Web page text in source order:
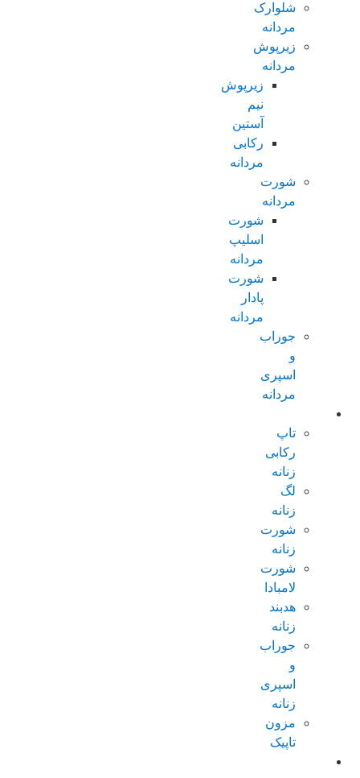
شلوارک
مردانه
زیرپوش
مردانه
زیرپوش
نیم
آستین
رکابی
مردانه
شورت
مردانه
شورت
اسلیپ
مردانه
شورت
پادار
مردانه
جوراب
و
اسپری
مردانه
تاپ
رکابی
زنانه
لگ
زنانه
شورت
زنانه
شورت
لامبادا
هدبند
زنانه
جوراب
و
اسپری
زنانه
مزون
تاپیک